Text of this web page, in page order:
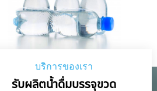
บริการของเรา
รับผลิตน้ำดื่มบรรจุขวด